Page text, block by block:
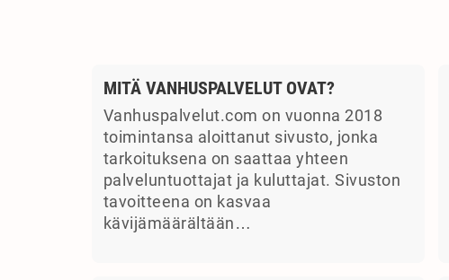
MITÄ VANHUSPALVELUT OVAT?
Vanhuspalvelut.com on vuonna 2018
toimintansa aloittanut sivusto, jonka
tarkoituksena on saattaa yhteen
palveluntuottajat ja kuluttajat. Sivuston
tavoitteena on kasvaa
kävijämäärältään…